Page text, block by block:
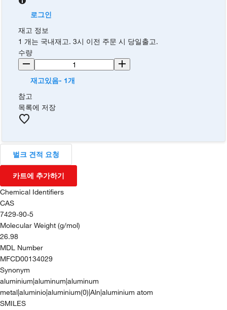
로그인
재고 정보
1 개는 국내재고. 3시 이전 주문 시 당일출고.
수량
재고있음- 1개
참고
목록에 저장
벌크 견적 요청
카트에 추가하기
Chemical Identifiers
CAS
7429-90-5
Molecular Weight (g/mol)
26.98
MDL Number
MFCD00134029
Synonym
aluminium|aluminum|aluminum
metal|aluminio|aluminium(0)|Aln|aluminium atom
SMILES